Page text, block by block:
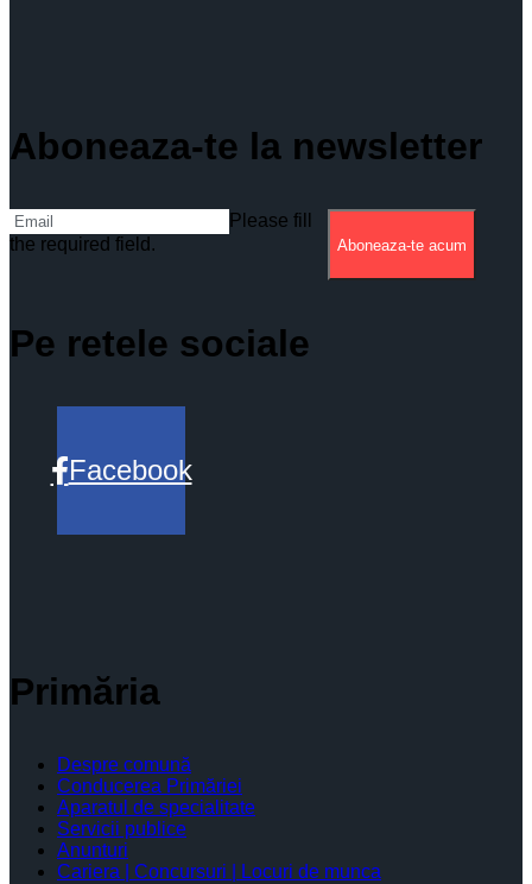
Aboneaza-te la newsletter
Please fill
the required field.
Aboneaza-te acum
Pe retele sociale
Facebook
Primăria
Despre comună
Conducerea Primăriei
Aparatul de specialitate
Servicii publice
Anunturi
Cariera | Concursuri | Locuri de munca